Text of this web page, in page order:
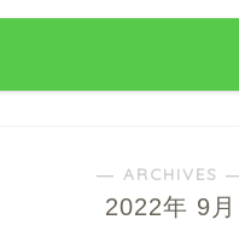
― ARCHIVES
2022年 9月